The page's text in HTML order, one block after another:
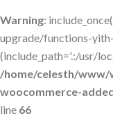
Warning:
upgrade/functions-
(include_path='.:/usr/
/home/celesth/
woocommerce-
line 66